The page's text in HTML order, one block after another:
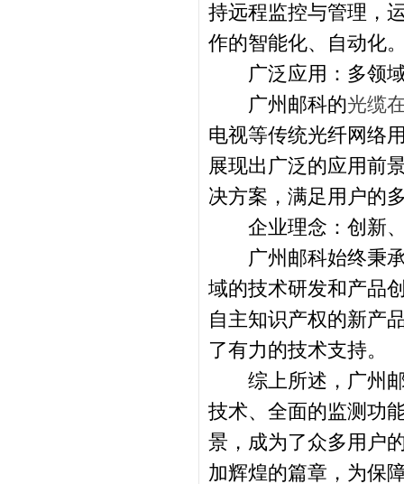
持远程监控与管理，
作的智能化、自动化
广泛应用：多领域
广州邮科的光缆
电视等传统光纤网络
展现出广泛的应用前
决方案，满足用户的
企业理念：创新、
广州邮科始终秉承“
域的技术研发和产品
自主知识产权的新产
了有力的技术支持。
综上所述，广州邮
技术、全面的监测功
景，成为了众多用户
加辉煌的篇章，为保